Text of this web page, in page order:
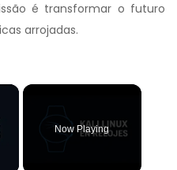
é transformar o futuro
arrojadas.
×
Now Playing